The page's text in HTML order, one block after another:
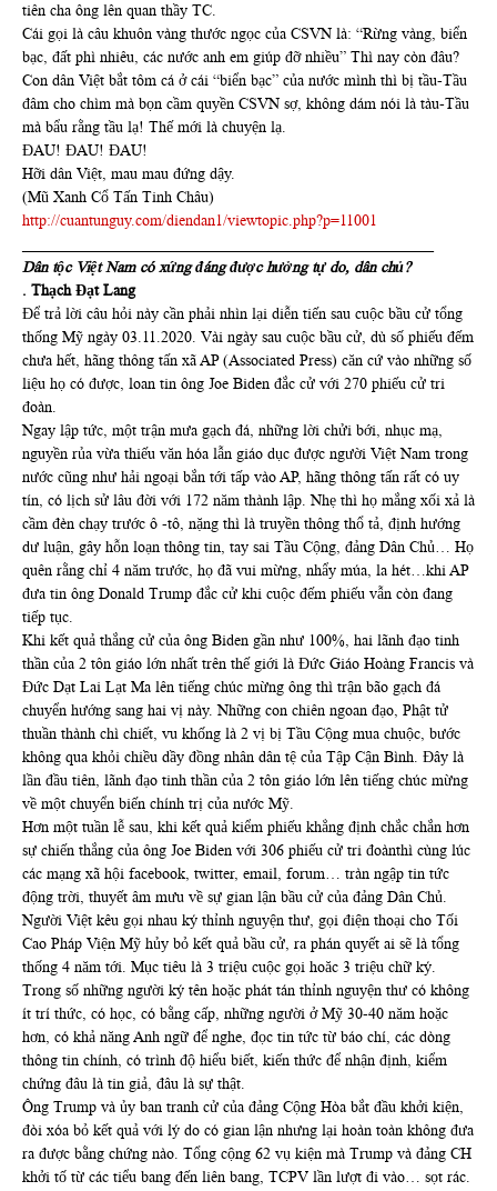
tiên cha ông lên quan thầy TC.
Cái gọi là câu khuôn vàng thước ngọc của CSVN là: “Rừng vàng, biển
bạc, đất phì nhiêu, các nước anh em giúp đỡ nhiều” Thì nay còn đâu?
Con dân Việt bắt tôm cá ở cái “biển bạc” của nước mình thì bị tầu-Tầu
đâm cho chìm mà bọn cầm quyền CSVN sợ, không dám nói là tàu-Tầu
mà bẩu rằng tầu lạ! Thế mới là chuyện lạ.
ĐAU! ĐAU! ĐAU!
Hỡi dân Việt, mau mau đứng dậy.
(Mũ Xanh Cổ Tấn Tinh Châu)
http://cuantunguy.com/diendan1/viewtopic.php?p=11001
Dân tộc Việt Nam có xứng đáng được hưởng tự do, dân chủ?
. Thạch Đạt Lang
Để trả lời câu hỏi này cần phải nhìn lại diễn tiến sau cuộc bầu cử tổng
thống Mỹ ngày 03.11.2020. Vài ngày sau cuộc bầu cử, dù số phiếu đếm
chưa hết, hãng thông tấn xã AP (Associated Press) căn cứ vào những số
liệu họ có được, loan tin ông Joe Biden đắc cử với 270 phiếu cử tri
đoàn.
Ngay lập tức, một trận mưa gạch đá, những lời chửi bới, nhục mạ,
nguyền rủa vừa thiếu văn hóa lẫn giáo dục được người Việt Nam trong
nước cũng như hải ngoại bắn tới tấp vào AP, hãng thông tấn rất có uy
tín, có lịch sử lâu đời với 172 năm thành lập. Nhẹ thì họ mắng xối xả là
cầm đèn chạy trước ô -tô, nặng thì là truyền thông thổ tả, định hướng
dư luận, gây hỗn loạn thông tin, tay sai Tầu Cộng, đảng Dân Chủ… Họ
quên rằng chỉ 4 năm trước, họ đã vui mừng, nhẩy múa, la hét…khi AP
đưa tin ông Donald Trump đắc cử khi cuộc đếm phiếu vẫn còn đang
tiếp tục.
Khi kết quả thắng cử của ông Biden gần như 100%, hai lãnh đạo tinh
thần của 2 tôn giáo lớn nhất trên thế giới là Đức Giáo Hoàng Francis và
Đức Dạt Lai Lạt Ma lên tiếng chúc mừng ông thì trận bão gạch đá
chuyển hướng sang hai vị này. Những con chiên ngoan đạo, Phật tử
thuần thành chì chiết, vu khống là 2 vị bị Tầu Cộng mua chuộc, bước
không qua khỏi chiều dầy đồng nhân dân tệ của Tập Cận Bình. Đây là
lần đầu tiên, lãnh đạo tinh thần của 2 tôn giáo lớn lên tiếng chúc mừng
về một chuyển biến chính trị của nước Mỹ.
Hơn một tuần lễ sau, khi kết quả kiểm phiếu khẳng định chắc chắn hơn
sự chiến thắng của ông Joe Biden với 306 phiếu cử tri đoànthì cùng lúc
các mạng xã hội facebook, twitter, email, forum… tràn ngập tin tức
động trời, thuyết âm mưu về sự gian lận bầu cử của đảng Dân Chủ.
Người Việt kêu gọi nhau ký thỉnh nguyện thư, gọi điện thoại cho Tối
Cao Pháp Viện Mỹ hủy bỏ kết quả bầu cử, ra phán quyết ai sẽ là tổng
thống 4 năm tới. Mục tiêu là 3 triệu cuộc gọi hoăc 3 triệu chữ ký.
Trong số những người ký tên hoặc phát tán thỉnh nguyện thư có không
ít trí thức, có học, có bằng cấp, những người ở Mỹ 30-40 năm hoặc
hơn, có khả năng Anh ngữ để nghe, đọc tin tức từ báo chí, các dòng
thông tin chính, có trình độ hiểu biết, kiến thức để nhận định, kiểm
chứng đâu là tin giả, đâu là sự thật.
Ông Trump và ủy ban tranh cử của đảng Cộng Hòa bắt đầu khởi kiện,
đòi xóa bỏ kết quả với lý do có gian lận nhưng lại hoàn toàn không đưa
ra được bằng chứng nào. Tổng cộng 62 vụ kiện mà Trump và đảng CH
khởi tố từ các tiểu bang đến liên bang, TCPV lần lượt đi vào… sọt rác.